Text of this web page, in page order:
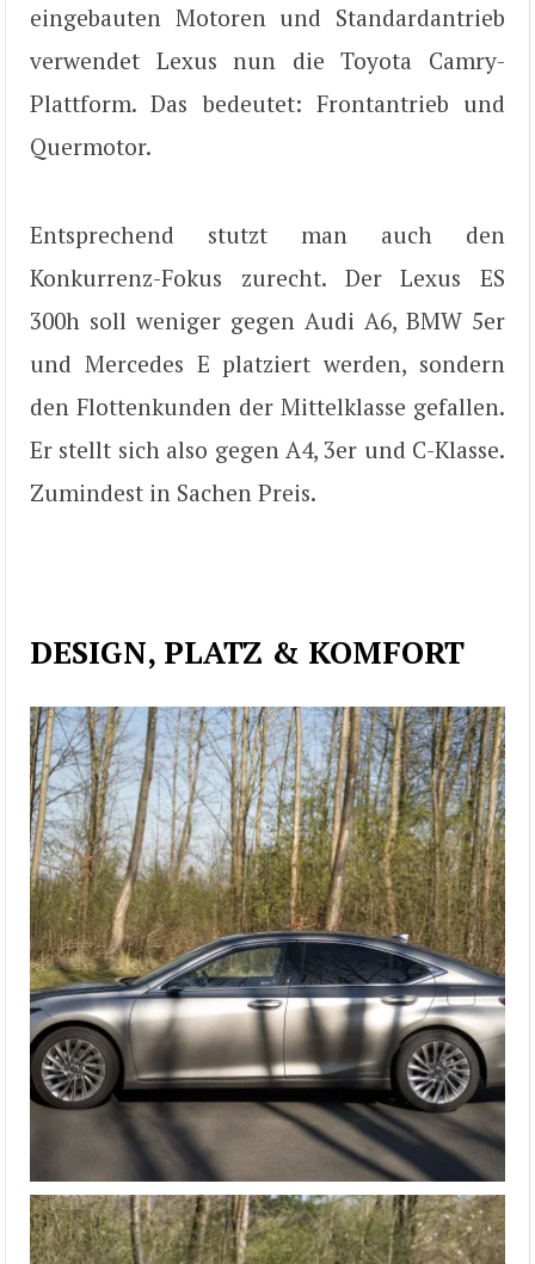
eingebauten Motoren und Standardantrieb
verwendet Lexus nun die Toyota Camry-
Plattform. Das bedeutet: Frontantrieb und
Quermotor.
Entsprechend stutzt man auch den
Konkurrenz-Fokus zurecht. Der Lexus ES
300h soll weniger gegen Audi A6, BMW 5er
und Mercedes E platziert werden, sondern
den Flottenkunden der Mittelklasse gefallen.
Er stellt sich also gegen A4, 3er und C-Klasse.
Zumindest in Sachen Preis.
DESIGN, PLATZ & KOMFORT